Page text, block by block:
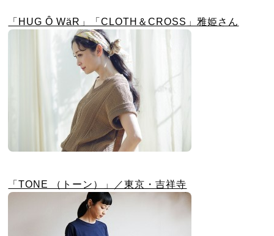
「HUG Ô WäR」「CLOTH＆CROSS」雅姫さん
「TONE （トーン）」／東京・吉祥寺